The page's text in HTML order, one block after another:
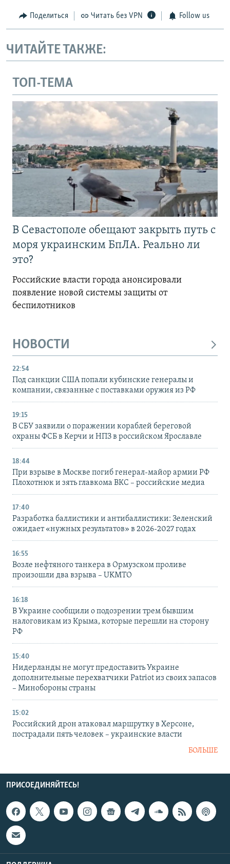
Поделиться Читать без VPN Follow us
ЧИТАЙТЕ ТАКЖЕ:
ТОП-ТЕМА
В Севастополе обещают закрыть путь с
моря украинским БпЛА. Реально ли
это?
Российские власти города анонсировали
появление новой системы защиты от
беспилотников
НОВОСТИ
22:54
Под санкции США попали кубинские генералы и
компании, связанные с поставками оружия из РФ
19:15
В СБУ заявили о поражении кораблей береговой
охраны ФСБ в Керчи и НПЗ в российском Ярославле
18:44
При взрыве в Москве погиб генерал-майор армии РФ
Плохотнюк и зять главкома ВКС – российские медиа
17:40
Разработка баллистики и антибаллистики: Зеленский
ожидает «нужных результатов» в 2026-2027 годах
16:55
Возле нефтяного танкера в Ормузском проливе
произошли два взрыва – UKMTO
16:18
В Украине сообщили о подозрении трем бывшим
налоговикам из Крыма, которые перешли на сторону
РФ
15:40
Нидерланды не могут предоставить Украине
дополнительные перехватчики Patriot из своих запасов
– Минобороны страны
15:02
Российский дрон атаковал маршрутку в Херсоне,
пострадали пять человек – украинские власти
БОЛЬШЕ
ПРИСОЕДИНЯЙТЕСЬ!